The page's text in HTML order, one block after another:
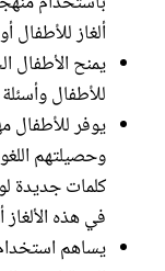
ألغاز للأطفال
يمنح الأطفال
للأطفال
يوفر للأطفال
وحصيلتهم
كلمات جديدة
في هذه
يساهم